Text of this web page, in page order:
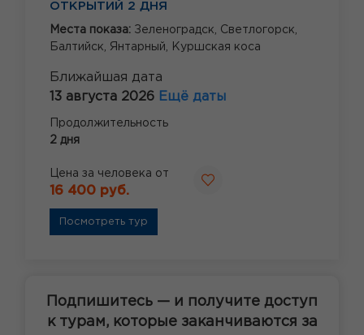
ОТКРЫТИЙ 2 ДНЯ
Места показа: Зеленоградск, Светлогорск,
Балтийск, Янтарный, Куршская коса
Ближайшая дата
13 августа 2026 Ещё даты
Продолжительность
2 дня
Цена за человека от
16 400 руб.
Посмотреть тур
Подпишитесь — и получите доступ
к турам, которые заканчиваются за